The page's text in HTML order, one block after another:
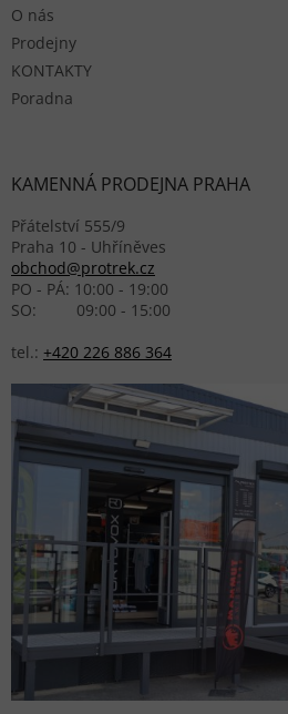
O nás
Prodejny
KONTAKTY
Poradna
KAMENNÁ PRODEJNA PRAHA
Přátelství 555/9
Praha 10 - Uhříněves
obchod@protrek.cz
PO - PÁ: 10:00 - 19:00
SO: 09:00 - 15:00
tel.: +420 226 886 364